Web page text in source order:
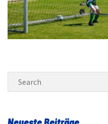
Search